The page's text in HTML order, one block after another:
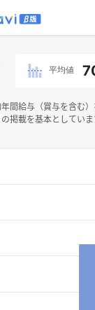
平均値
間給与（賞与を含む）
掲載を基本としてい